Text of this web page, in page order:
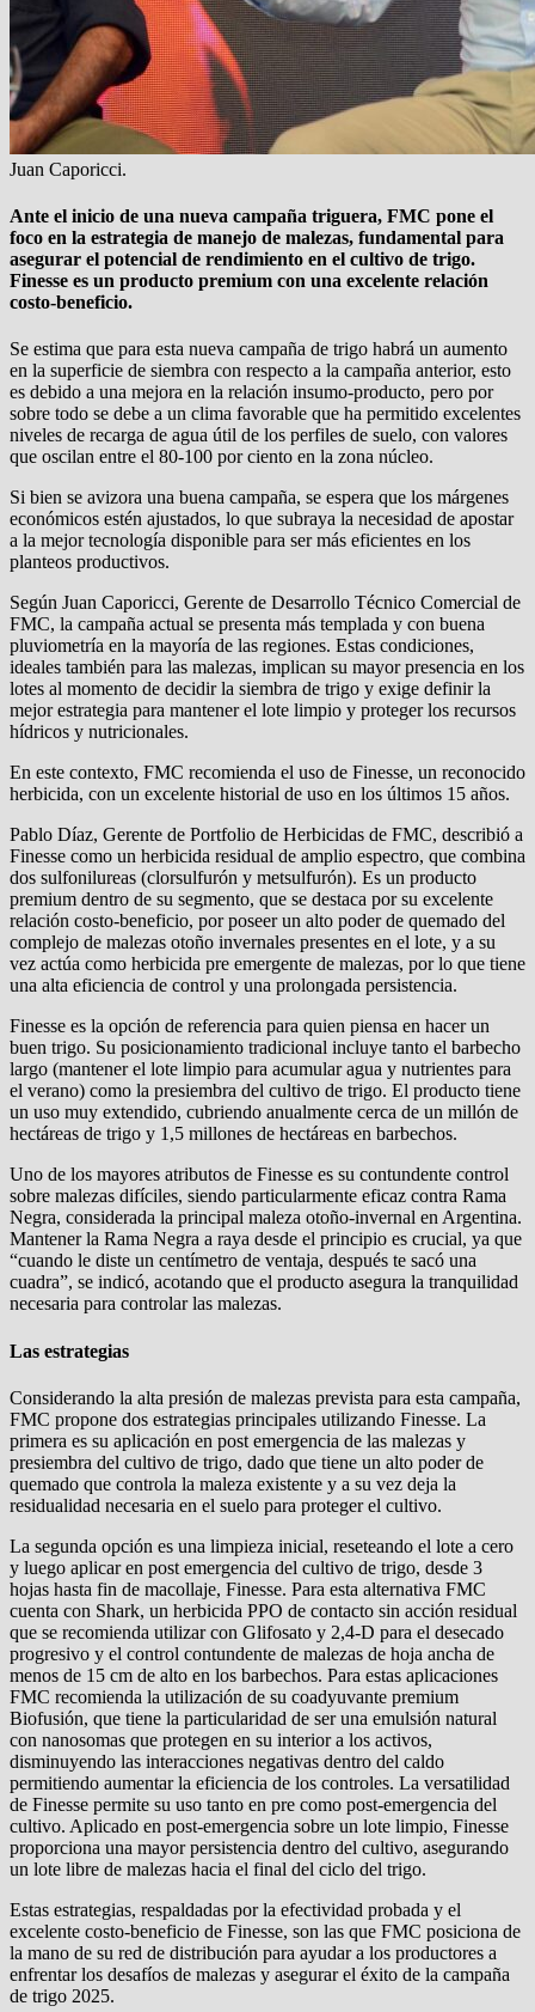
Juan Caporicci.
Ante el inicio de una nueva campaña triguera, FMC pone el
foco en la estrategia de manejo de malezas, fundamental para
asegurar el potencial de rendimiento en el cultivo de trigo.
Finesse es un producto premium con una excelente relación
costo-beneficio.
Se estima que para esta nueva campaña de trigo habrá un aumento
en la superficie de siembra con respecto a la campaña anterior, esto
es debido a una mejora en la relación insumo-producto, pero por
sobre todo se debe a un clima favorable que ha permitido excelentes
niveles de recarga de agua útil de los perfiles de suelo, con valores
que oscilan entre el 80-100 por ciento en la zona núcleo.
Si bien se avizora una buena campaña, se espera que los márgenes
económicos estén ajustados, lo que subraya la necesidad de apostar
a la mejor tecnología disponible para ser más eficientes en los
planteos productivos.
Según Juan Caporicci, Gerente de Desarrollo Técnico Comercial de
FMC, la campaña actual se presenta más templada y con buena
pluviometría en la mayoría de las regiones. Estas condiciones,
ideales también para las malezas, implican su mayor presencia en los
lotes al momento de decidir la siembra de trigo y exige definir la
mejor estrategia para mantener el lote limpio y proteger los recursos
hídricos y nutricionales.
En este contexto, FMC recomienda el uso de Finesse, un reconocido
herbicida, con un excelente historial de uso en los últimos 15 años.
Pablo Díaz, Gerente de Portfolio de Herbicidas de FMC, describió a
Finesse como un herbicida residual de amplio espectro, que combina
dos sulfonilureas (clorsulfurón y metsulfurón). Es un producto
premium dentro de su segmento, que se destaca por su excelente
relación costo-beneficio, por poseer un alto poder de quemado del
complejo de malezas otoño invernales presentes en el lote, y a su
vez actúa como herbicida pre emergente de malezas, por lo que tiene
una alta eficiencia de control y una prolongada persistencia.
Finesse es la opción de referencia para quien piensa en hacer un
buen trigo. Su posicionamiento tradicional incluye tanto el barbecho
largo (mantener el lote limpio para acumular agua y nutrientes para
el verano) como la presiembra del cultivo de trigo. El producto tiene
un uso muy extendido, cubriendo anualmente cerca de un millón de
hectáreas de trigo y 1,5 millones de hectáreas en barbechos.
Uno de los mayores atributos de Finesse es su contundente control
sobre malezas difíciles, siendo particularmente eficaz contra Rama
Negra, considerada la principal maleza otoño-invernal en Argentina.
Mantener la Rama Negra a raya desde el principio es crucial, ya que
“cuando le diste un centímetro de ventaja, después te sacó una
cuadra”, se indicó, acotando que el producto asegura la tranquilidad
necesaria para controlar las malezas.
Las estrategias
Considerando la alta presión de malezas prevista para esta campaña,
FMC propone dos estrategias principales utilizando Finesse. La
primera es su aplicación en post emergencia de las malezas y
presiembra del cultivo de trigo, dado que tiene un alto poder de
quemado que controla la maleza existente y a su vez deja la
residualidad necesaria en el suelo para proteger el cultivo.
La segunda opción es una limpieza inicial, reseteando el lote a cero
y luego aplicar en post emergencia del cultivo de trigo, desde 3
hojas hasta fin de macollaje, Finesse. Para esta alternativa FMC
cuenta con Shark, un herbicida PPO de contacto sin acción residual
que se recomienda utilizar con Glifosato y 2,4-D para el desecado
progresivo y el control contundente de malezas de hoja ancha de
menos de 15 cm de alto en los barbechos. Para estas aplicaciones
FMC recomienda la utilización de su coadyuvante premium
Biofusión, que tiene la particularidad de ser una emulsión natural
con nanosomas que protegen en su interior a los activos,
disminuyendo las interacciones negativas dentro del caldo
permitiendo aumentar la eficiencia de los controles. La versatilidad
de Finesse permite su uso tanto en pre como post-emergencia del
cultivo. Aplicado en post-emergencia sobre un lote limpio, Finesse
proporciona una mayor persistencia dentro del cultivo, asegurando
un lote libre de malezas hacia el final del ciclo del trigo.
Estas estrategias, respaldadas por la efectividad probada y el
excelente costo-beneficio de Finesse, son las que FMC posiciona de
la mano de su red de distribución para ayudar a los productores a
enfrentar los desafíos de malezas y asegurar el éxito de la campaña
de trigo 2025.